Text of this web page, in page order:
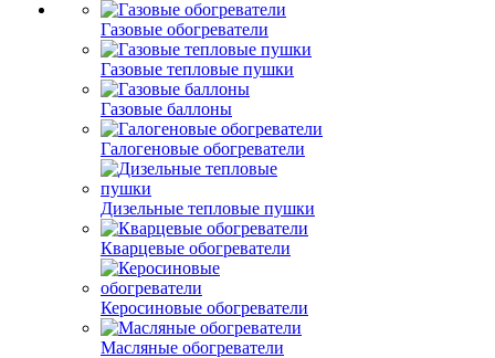
Газовые обогреватели
Газовые тепловые пушки
Газовые баллоны
Галогеновые обогреватели
Дизельные тепловые пушки
Кварцевые обогреватели
Керосиновые обогреватели
Масляные обогреватели